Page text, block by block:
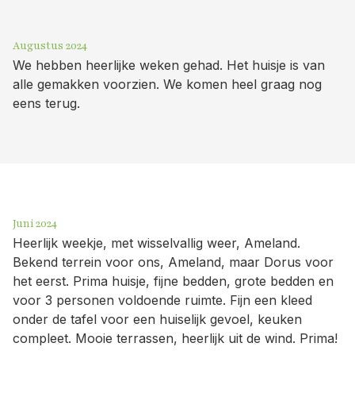
Augustus 2024
We hebben heerlijke weken gehad. Het huisje is van
alle gemakken voorzien. We komen heel graag nog
eens terug.
Juni 2024
Heerlijk weekje, met wisselvallig weer, Ameland.
Bekend terrein voor ons, Ameland, maar Dorus voor
het eerst. Prima huisje, fijne bedden, grote bedden en
voor 3 personen voldoende ruimte. Fijn een kleed
onder de tafel voor een huiselijk gevoel, keuken
compleet. Mooie terrassen, heerlijk uit de wind. Prima!